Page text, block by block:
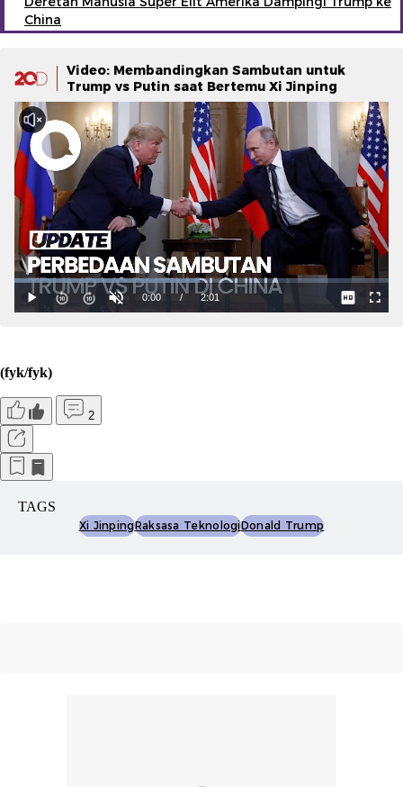
China
Video: Membandingkan Sambutan untuk
Trump vs Putin saat Bertemu Xi Jinping
(fyk/fyk)
2
TAGS
Xi JinpingRaksasa TeknologiDonald Trump